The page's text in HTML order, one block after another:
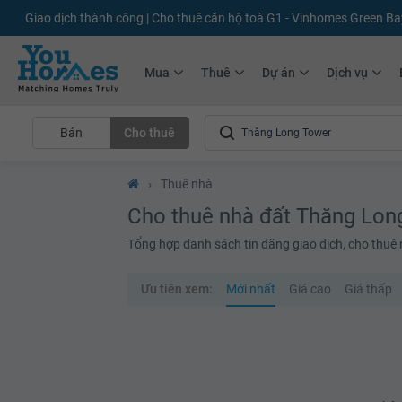
Giao dịch thành công | Cho thuê căn hộ toà G1 - Vinhomes Green
Mua Thuê Dự án Dịch vụ
Bán Cho thuê
› Thuê nhà
Cho thuê nhà đất Thăng
Tổng hợp danh sách tin đăng giao dịch, cho
Ưu tiên xem: Mới nhất Giá cao Giá thấp